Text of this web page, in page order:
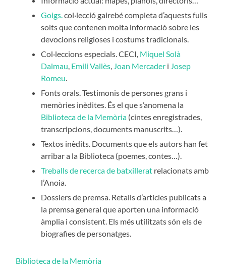
Goigs. col·lecció gairebé completa d’aquests fulls
solts que contenen molta informació sobre les
devocions religioses i costums tradicionals.
Col·leccions especials. CECI, Miquel Solà
Dalmau Emili Vallès Joan Mercader i Josep
Romeu
Fonts orals. Testimonis de persones grans i
memòries inèdites. És el que s’anomena la
Biblioteca de la Memòria (cintes enregistrades,
transcripcions, documents manuscrits…).
Textos inèdits. Documents que els autors han fet
arribar a la Biblioteca (poemes, contes…).
Treballs de recerca de batxillerat relacionats amb
l’Anoia.
Dossiers de premsa. Retalls d’articles publicats a
la premsa general que aporten una informació
àmplia i consistent. Els més utilitzats són els de
biografies de personatges.
Biblioteca de la Memòria